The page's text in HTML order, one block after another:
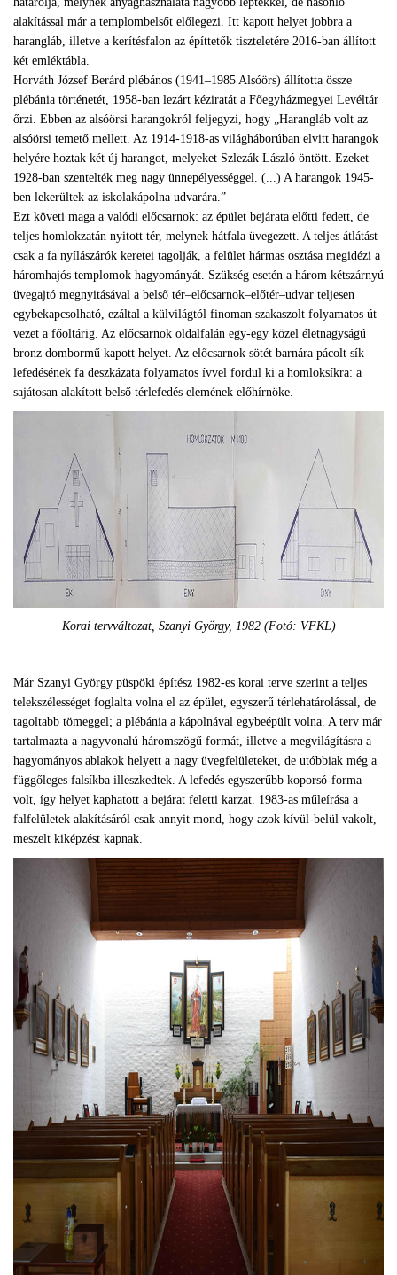
alakítással már a templombelsőt előlegezi. Itt kapott helyet jobbra a
harangláb, illetve a kerítésfalon az építtetők tiszteletére 2016-ban állított
két emléktábla.
Horváth József Berárd plébános (1941–1985 Alsóörs) állította össze
plébánia történetét, 1958-ban lezárt kéziratát a Főegyházmegyei Levéltár
őrzi. Ebben az alsóörsi harangokról feljegyzi, hogy „Harangláb volt az
alsóörsi temető mellett. Az 1914-1918-as világháborúban elvitt harangok
helyére hoztak két új harangot, melyeket Szlezák László öntött. Ezeket
1928-ban szentelték meg nagy ünnepélyességgel. (...) A harangok 1945-
ben lekerültek az iskolakápolna udvarára.”
Ezt követi maga a valódi előcsarnok: az épület bejárata előtti fedett, de
teljes homlokzatán nyitott tér, melynek hátfala üvegezett. A teljes átlátást
csak a fa nyílászárók keretei tagolják, a felület hármas osztása megidézi a
háromhajós templomok hagyományát. Szükség esetén a három kétszárnyú
üvegajtó megnyitásával a belső tér–előcsarnok–előtér–udvar teljesen
egybekapcsolható, ezáltal a külvilágtól finoman szakaszolt folyamatos út
vezet a főoltárig. Az előcsarnok oldalfalán egy-egy közel életnagyságú
bronz dombormű kapott helyet. Az előcsarnok sötét barnára pácolt sík
lefedésének fa deszkázata folyamatos ívvel fordul ki a homloksíkra: a
sajátosan alakított belső térlefedés elemének előhírnöke.
Korai tervváltozat, Szanyi György, 1982 (Fotó: VFKL)
Már Szanyi György püspöki építész 1982-es korai terve szerint a teljes
telekszélességet foglalta volna el az épület, egyszerű térlehatárolással, de
tagoltabb tömeggel; a plébánia a kápolnával egybeépült volna. A terv már
tartalmazta a nagyvonalú háromszögű formát, illetve a megvilágításra a
hagyományos ablakok helyett a nagy üvegfelületeket, de utóbbiak még a
függőleges falsíkba illeszkedtek. A lefedés egyszerűbb koporsó-forma
volt, így helyet kaphatott a bejárat feletti karzat. 1983-as műleírása a
falfelületek alakításáról csak annyit mond, hogy azok kívül-belül vakolt,
meszelt kiképzést kapnak.